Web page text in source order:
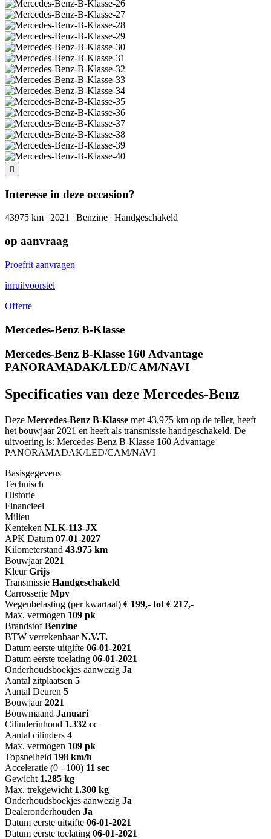
Interesse in deze occasion?
43975 km | 2021 | Benzine | Handgeschakeld
op aanvraag
Proefrit aanvragen
inruilvoorstel
Offerte
Mercedes-Benz B-Klasse
Mercedes-Benz B-Klasse 160 Advantage
PANORAMADAK/LED/CAM/NAVI
Specificaties van deze Mercedes-Benz
Deze Mercedes-Benz B-Klasse met 43.975 km op de teller, heeft
het bouwjaar 2021 en heeft als transmissie handgeschakeld. De
uitvoering is: Mercedes-Benz B-Klasse 160 Advantage
PANORAMADAK/LED/CAM/NAVI
Basisgegevens
Technisch
Historie
Financieel
Milieu
Kenteken NLK-113-JX
APK Datum 07-01-2027
Kilometerstand 43.975 km
Bouwjaar 2021
Kleur Grijs
Transmissie Handgeschakeld
Carrosserie Mpv
Wegenbelasting (per kwartaal) € 199,- tot € 217,-
Max. vermogen 109 pk
Brandstof Benzine
BTW verrekenbaar N.V.T.
Datum eerste uitgifte 06-01-2021
Datum eerste toelating 06-01-2021
Onderhoudsboekjes aanwezig Ja
Aantal zitplaatsen 5
Aantal Deuren 5
Bouwjaar 2021
Bouwmaand Januari
Cilinderinhoud 1.332 cc
Aantal cilinders 4
Max. vermogen 109 pk
Topsnelheid 198 km/h
Acceleratie (0 - 100) 11 sec
Gewicht 1.285 kg
Max. trekgewicht 1.300 kg
Onderhoudsboekjes aanwezig Ja
Dealeronderhouden Ja
Datum eerste uitgifte 06-01-2021
Datum eerste toelating 06-01-2021